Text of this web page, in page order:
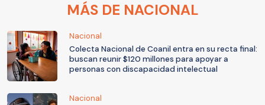
MÁS DE NACIONAL
Nacional
Colecta Nacional de Coanil entra en su recta final:
buscan reunir $120 millones para apoyar a
personas con discapacidad intelectual
Nacional